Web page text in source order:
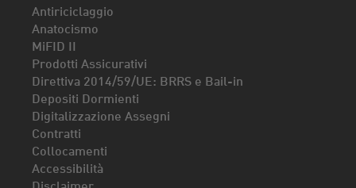
Antiriciclaggio
Anatocismo
MiFID II
Prodotti Assicurativi
Direttiva 2014/59/UE: BRRS e Bail-in
Depositi Dormienti
Digitalizzazione Assegni
Contratti
Collocamenti
Accessibilità